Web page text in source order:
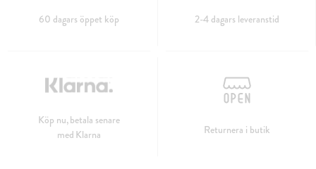
60 dagars öppet köp 2-4 dagars leveranstid
Köp nu, betala senare
med Klarna
Returnera i butik